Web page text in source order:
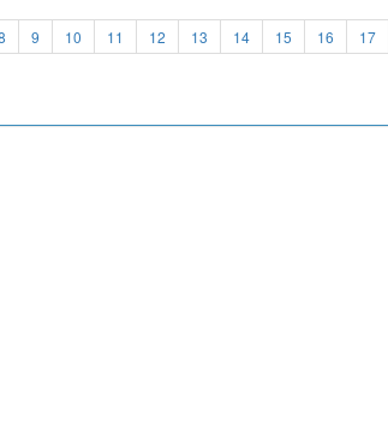
9 10 11 12 13 14 15 16 17